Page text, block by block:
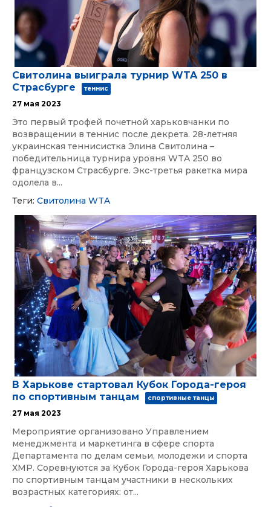
Свитолина выиграла турнир WTA 250 в
Страсбурге
теннис
27 мая 2023
Это первый трофей почетной харьковчанки по
возвращении в теннис после декрета. 28-летняя
украинская теннисистка Элина Свитолина –
победительница турнира уровня WTA 250 во
французском Страсбурге. Экс-третья ракетка мира
одолела в...
Теги: Свитолина WTA
В Харькове стартовал Кубок Города-героя
по спортивным танцам
спортивные танцы
27 мая 2023
Мероприятие организовано Управлением
менеджмента и маркетинга в сфере спорта
Департамента по делам семьи, молодежи и спорта
ХМР. Соревнуются за Кубок Города-героя Харькова
по спортивным танцам участники в нескольких
возрастных категориях: от...